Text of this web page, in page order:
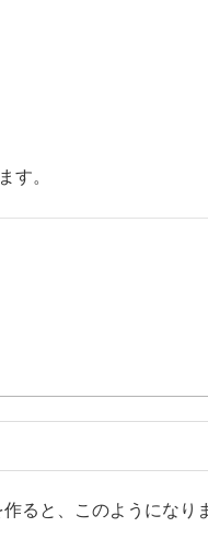
す。
ると、このようになり